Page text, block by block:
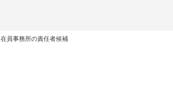
員事務所の責任者候補